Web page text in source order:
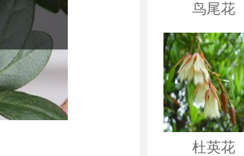
鸟尾花
杜英花